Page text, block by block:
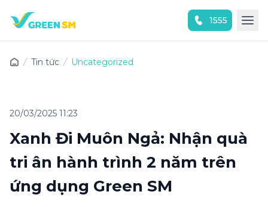
1555
Tin tức Uncategorized
20/03/2025 11:23
Xanh Đi Muôn Ngả: Nhận quà
tri ân hành trình 2 năm trên
ứng dụng Green SM